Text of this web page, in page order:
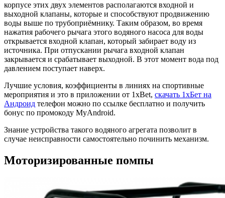
корпусе этих двух элементов располагаются входной и
выходной клапаны, которые и способствуют продвижению
воды выше по трубоприёмнику. Таким образом, во время
нажатия рабочего рычага этого водяного насоса для воды
открывается входной клапан, который забирает воду из
источника. При отпускании рычага входной клапан
закрывается и срабатывает выходной. В этот момент вода под
давлением поступает наверх.
Лучшие условия, коэффициенты в линиях на спортивные
мероприятия и это в приложении от 1xBet, скачать 1хБет на
Андроид телефон можно по ссылке бесплатно и получить
бонус по промокоду MyAndroid.
Знание устройства такого водяного агрегата позволит в
случае неисправности самостоятельно починить механизм.
Моторизированные помпы